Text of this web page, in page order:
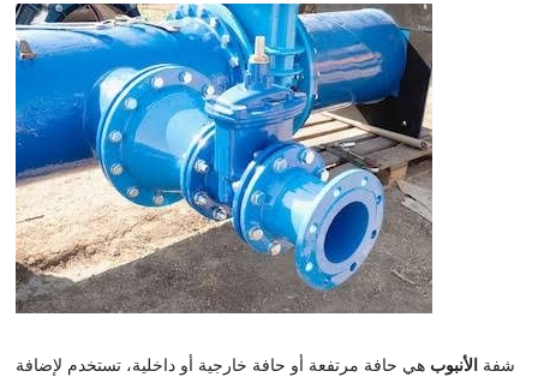
شفة الأنبوب هي حافة مرتفعة أو حافة خارجية أو داخلية، تستخدم لإضافة